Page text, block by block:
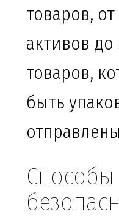
товаров,
активов
товаров,
быть
Способы